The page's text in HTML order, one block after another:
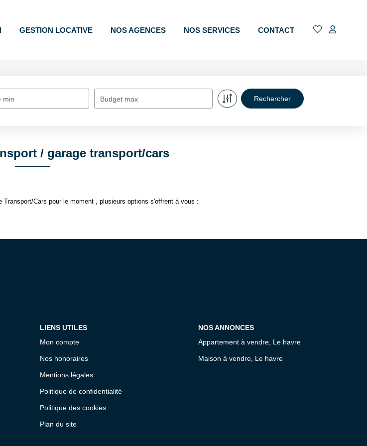
GESTION LOCATIVE NOS AGENCES NOS SERVICES CONTACT
min Budget max
/ garage transport/cars
Cars pour le moment , plusieurs options s'offrent à vous :
LIENS UTILES
Mon compte
Nos honoraires
Mentions légales
Politique de confidentialité
Politique des cookies
Plan du site
NOS ANNONCES
Appartement à vendre, Le havre
Maison à vendre, Le havre